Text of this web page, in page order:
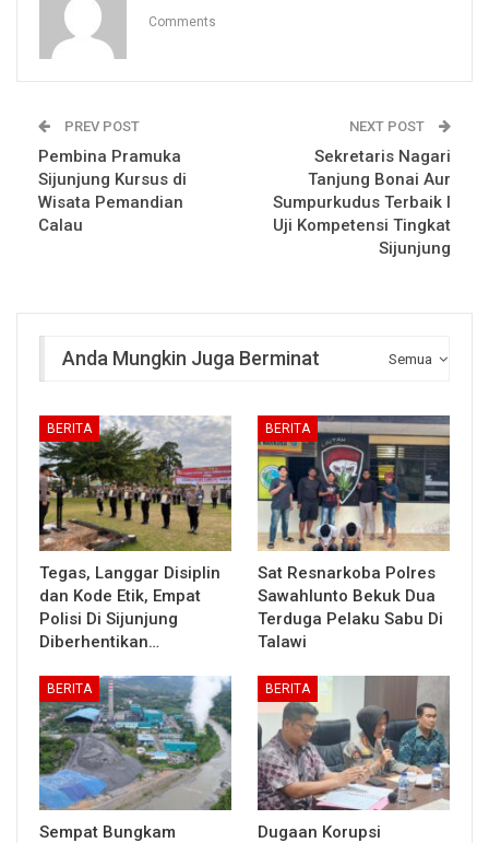
Comments
PREV POST
Pembina Pramuka
Sijunjung Kursus di
Wisata Pemandian
Calau
NEXT POST
Sekretaris Nagari
Tanjung Bonai Aur
Sumpurkudus Terbaik I
Uji Kompetensi Tingkat
Sijunjung
Semua
Anda Mungkin Juga Berminat
BERITA
Tegas, Langgar Disiplin
dan Kode Etik, Empat
Polisi Di Sijunjung
Diberhentikan…
BERITA
Sat Resnarkoba Polres
Sawahlunto Bekuk Dua
Terduga Pelaku Sabu Di
Talawi
BERITA
Sempat Bungkam
BERITA
Dugaan Korupsi